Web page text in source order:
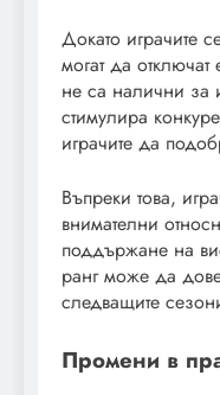
Докато играчите
могат да
не са налични за
стимулира
играчите да
Въпреки това,
внимателни
поддържане на
ранг може да
следващите
Промени в